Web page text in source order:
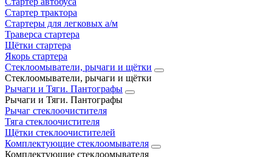
Стартер трактора
Стартеры для легковых а/м
Траверса стартера
Щётки стартера
Якорь стартера
Стеклоомыватели, рычаги и щётки
Стеклоомыватели, рычаги и щётки
Рычаги и Тяги. Пантографы
Рычаги и Тяги. Пантографы
Рычаг стеклоочистителя
Тяга стеклоочистителя
Щётки стеклоочистителей
Комплектующие стеклоомывателя
Комплектующие стеклоомывателя